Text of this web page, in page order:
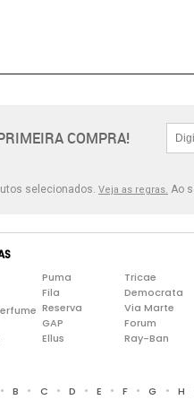
COMPRA!
selecionados. Veja as regras. Ao
Puma
Fila
Reserva
GAP
Ellus
Tricae
Democrata
Via Marte
Forum
Ray-Ban
• B • C • D • E • F • G • H